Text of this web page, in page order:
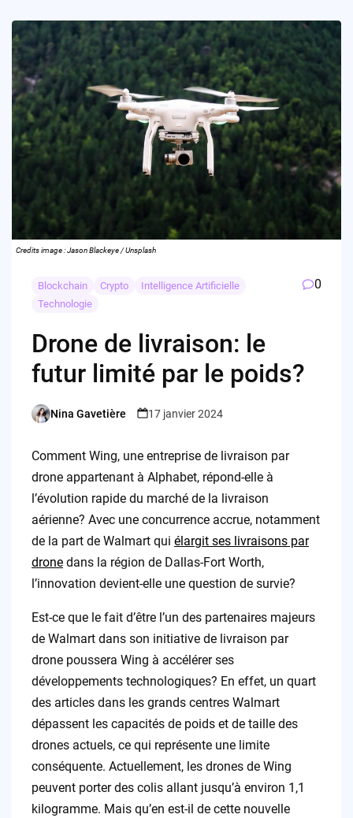
Credits image : Jason Blackeye / Unsplash
Blockchain Crypto
Intelligence Artificielle
Technologie
0
Drone de livraison: le
futur limité par le poids?
Posted
Nina Gavetière 17 janvier 2024
Comment Wing, une entreprise de livraison par
drone appartenant à Alphabet, répond-elle à
l’évolution rapide du marché de la livraison
aérienne? Avec une concurrence accrue, notamment
de la part de Walmart qui élargit ses livraisons par
dronedans la région de Dallas-Fort Worth,
l’innovation devient-elle une question de survie?
Est-ce que le fait d’être l’un des partenaires majeurs
de Walmart dans son initiative de livraison par
drone poussera Wing à accélérer ses
développements technologiques? En effet, un quart
des articles dans les grands centres Walmart
dépassent les capacités de poids et de taille des
drones actuels, ce qui représente une limite
conséquente. Actuellement, les drones de Wing
peuvent porter des colis allant jusqu’à environ 1,1
kilogramme. Mais qu’en est-il de cette nouvelle